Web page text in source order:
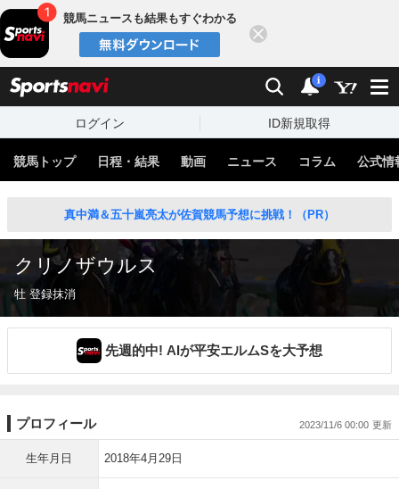
競馬ニュースも結果もすぐわかる
検索 通知
i
ログイン ID新規取得
競馬トップ 日程・結果 動画 ニュース コラム 公式情
真中満＆五十嵐亮太が佐賀競馬予想に挑戦！（PR）
クリノザウルス
牡 登録抹消
先週的中! AIが平安エルムSを大予想
プロフィール 2023/11/6 00:00
生年月日 2018年4月29日